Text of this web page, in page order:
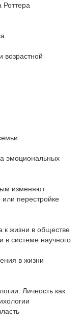
Роттера
возрастной
эмоциональных
изменяют
перестройке
к жизни в обществе
в системе научного
в жизни
Личность как